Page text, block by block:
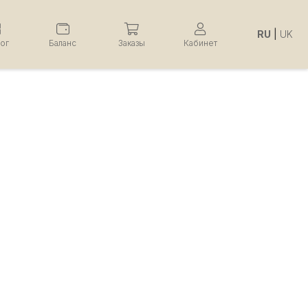
Баланс Заказы Кабинет
RU UK